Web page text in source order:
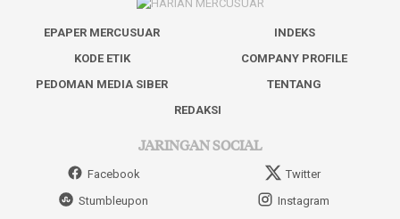
EPAPER MERCUSUAR
INDEKS
KODE ETIK
COMPANY PROFILE
PEDOMAN MEDIA SIBER
TENTANG
REDAKSI
JARINGAN SOCIAL
Facebook
Twitter
Stumbleupon
Instagram